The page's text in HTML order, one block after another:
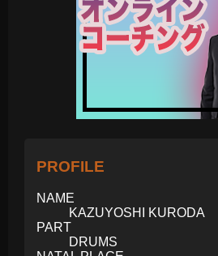
PROFILE
NAME
KAZUYOSHI KURODA
PART
DRUMS